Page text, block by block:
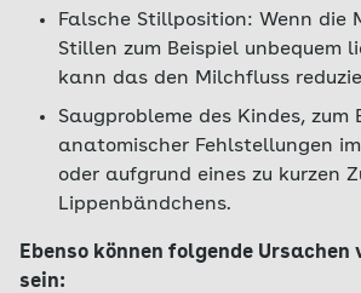
Falsche Stillposition: Wenn die
Stillen zum Beispiel unbequem
kann das den Milchfluss
Saugprobleme des Kindes, zum
anatomischer Fehlstellungen
oder aufgrund eines zu kurzen
Lippenbändchens.
Ebenso können folgende
sein: